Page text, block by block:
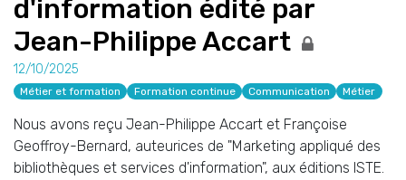
d'information édité par
Jean-Philippe Accart
12/10/2025
Métier et formation Formation continue Communication Métier
Nous avons reçu Jean-Philippe Accart et Françoise
Geoffroy-Bernard, auteurices de "Marketing appliqué des
bibliothèques et services d'information", aux éditions ISTE.